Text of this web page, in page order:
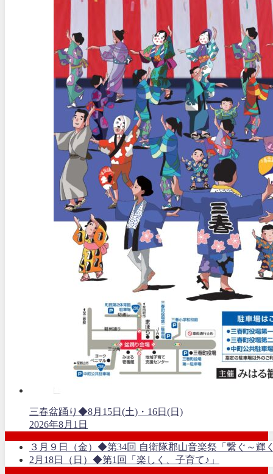
三春盆踊り◆8月15日(土)・16日(日)
2026年8月1日
３月９日（金）◆第34回 自衛隊郡山音楽祭「繋ぐ～輝
2月18日（日）◆第1回「楽しく、子育て♪」